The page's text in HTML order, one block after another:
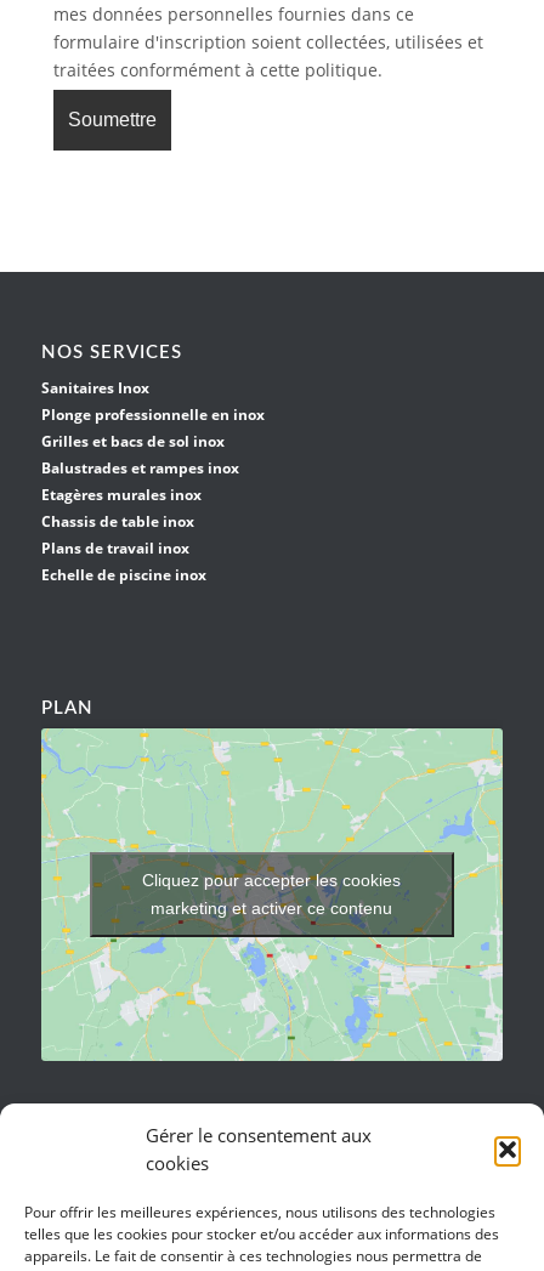
Gérer le consentement aux
cookies
Pour offrir les meilleures expériences, nous utilisons des technologies
telles que les cookies pour stocker et/ou accéder aux informations des
appareils. Le fait de consentir à ces technologies nous permettra de
mes données personnelles fournies dans ce
formulaire d'inscription soient collectées, utilisées et
traitées conformément à cette politique.
NOS SERVICES
Sanitaires Inox
Plonge professionnelle en inox
Grilles et bacs de sol inox
Balustrades et rampes inox
Etagères murales inox
Chassis de table inox
Plans de travail inox
Echelle de piscine inox
PLAN
Cliquez pour accepter les cookies
marketing et activer ce contenu
Inoxa Construction Inox S.A.
Rue Oscar Bider 54